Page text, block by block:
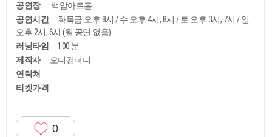
공연장
백암아트홀
공연시간
화목금 오후 8시 / 수 오후 4시, 8시 / 토 오후 3시, 7시 / 일
오후 2시, 6시 (월 공연 없음)
러닝타임
100 분
제작사
오디컴퍼니
연락처
티켓가격
0